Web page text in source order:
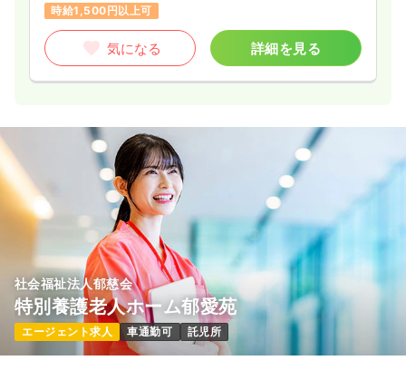
時給1,500円以上可
気になる 詳細を見る
社会福祉法人郁慈会
特別養護老人ホーム郁愛苑
エージェント求人 車通勤可 託児所